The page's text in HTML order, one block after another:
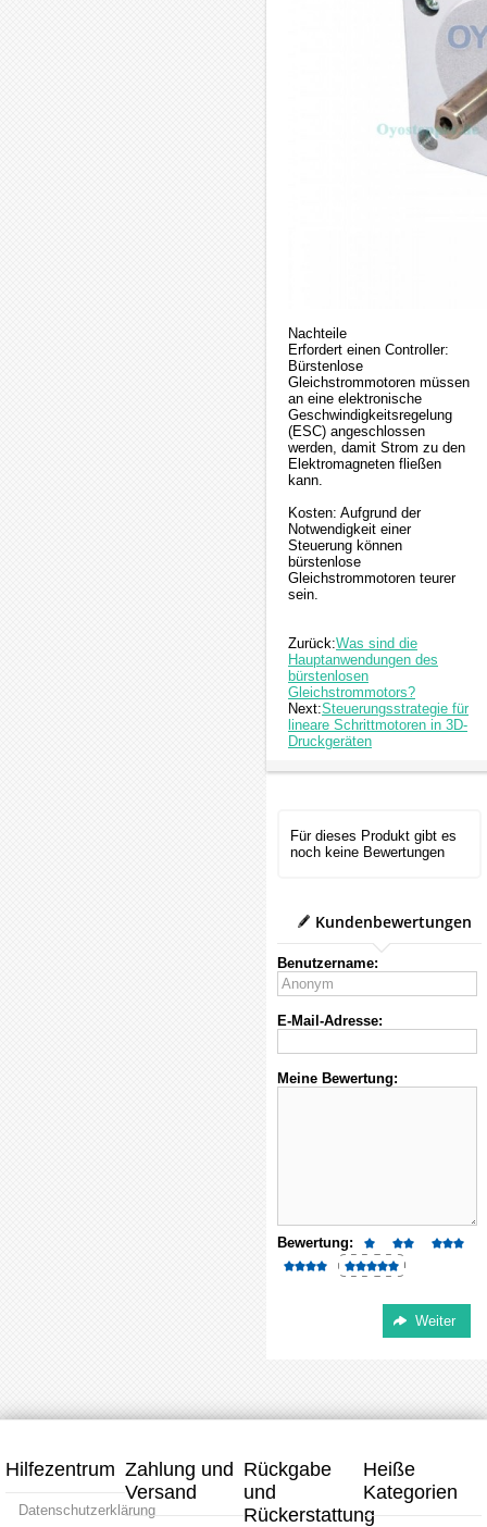
Nachteile
Erfordert einen Controller:
Bürstenlose
Gleichstrommotoren müssen
an eine elektronische
Geschwindigkeitsregelung
(ESC) angeschlossen
werden, damit Strom zu den
Elektromagneten fließen
kann.
Kosten: Aufgrund der
Notwendigkeit einer
Steuerung können
bürstenlose
Gleichstrommotoren teurer
sein.
Zurück:Was sind die
Hauptanwendungen des
bürstenlosen
Gleichstrommotors?
Next:Steuerungsstrategie für
lineare Schrittmotoren in 3D-
Druckgeräten
Für dieses Produkt gibt es
noch keine Bewertungen
Kundenbewertungen
Benutzername:
E-Mail-Adresse:
Meine Bewertung:
Bewertung:
Hilfezentrum
Datenschutzerklärung
Zahlung und
Versand
Rückgabe
und
Rückerstattung
Heiße
Kategorien